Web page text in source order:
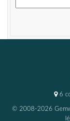
6
© 2008-2026